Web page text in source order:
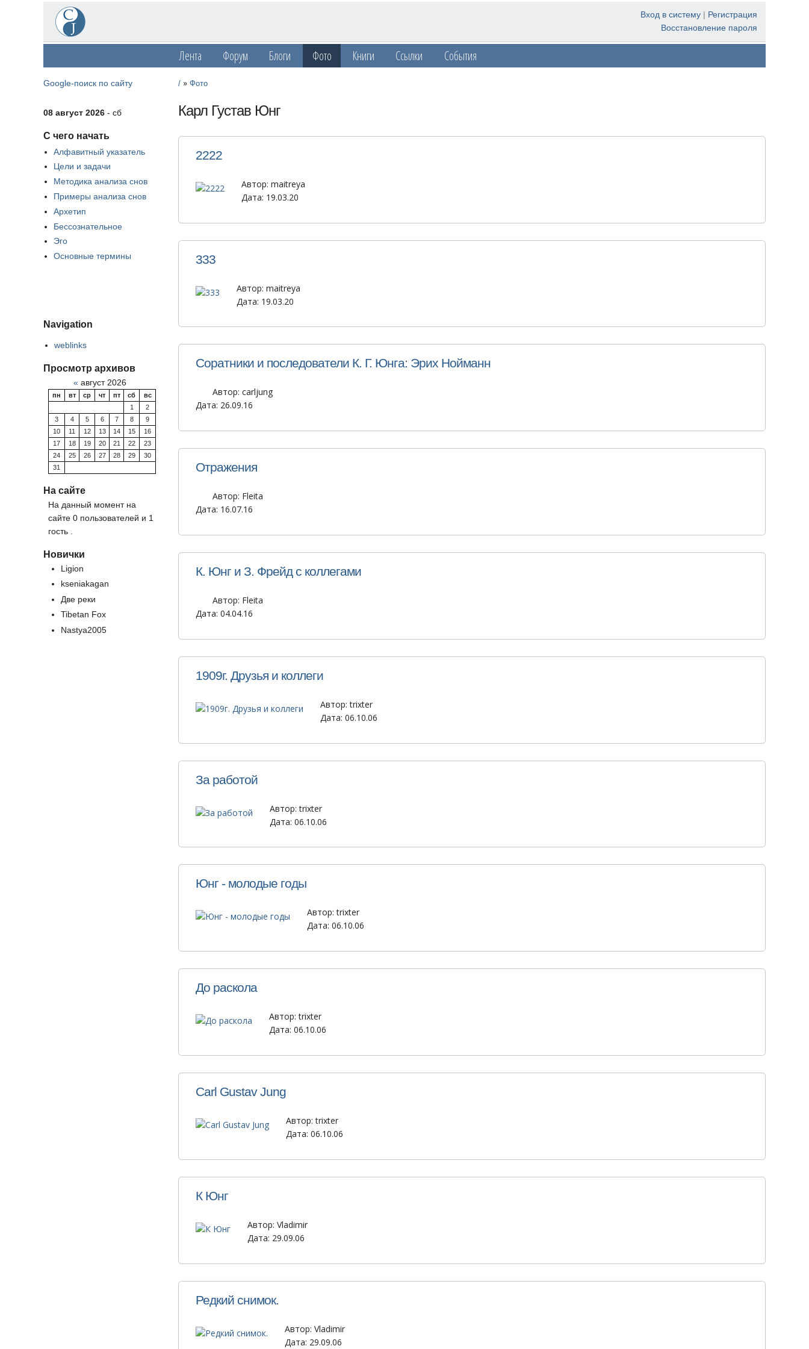
Вход в систему | Регистрация
Восстановление пароля
Лента Форум Блоги Фото Книги Ссылки События
Google-поиск по сайту
08 август 2026 - сб
С чего начать
Алфавитный указатель
Цели и задачи
Методика анализа снов
Примеры анализа снов
Архетип
Бессознательное
Эго
Основные термины
Navigation
weblinks
Просмотр архивов
« август 2026
пн вт ср чт пт сб
вс
1
2
3
4 5 6 7 8
9
10
11 12 13 14 15
16
17
18 19 20 21 22
23
24
25 26 27 28 29
30
31
На сайте
На данный момент на
сайте 0 пользователей и 1
гость .
Новички
Ligion
kseniakagan
Две реки
Tibetan Fox
Nastya2005
/ » Фото
Карл Густав Юнг
2222
Автор: maitreya
Дата: 19.03.20
333
Автор: maitreya
Дата: 19.03.20
Соратники и последователи К. Г. Юнга: Эрих Нойманн
Автор: carljung
Дата: 26.09.16
Отражения
Автор: Fleita
Дата: 16.07.16
К. Юнг и З. Фрейд с коллегами
Автор: Fleita
Дата: 04.04.16
1909г. Друзья и коллеги
Автор:trixter
Дата: 06.10.06
За работой
Автор:trixter
Дата: 06.10.06
Юнг - молодые годы
Автор:trixter
Дата: 06.10.06
До раскола
Автор:trixter
Дата: 06.10.06
Carl Gustav Jung
Автор:trixter
Дата: 06.10.06
К Юнг
Автор: Vladimir
Дата: 29.09.06
Редкий снимок.
Автор: Vladimir
Дата: 29.09.06